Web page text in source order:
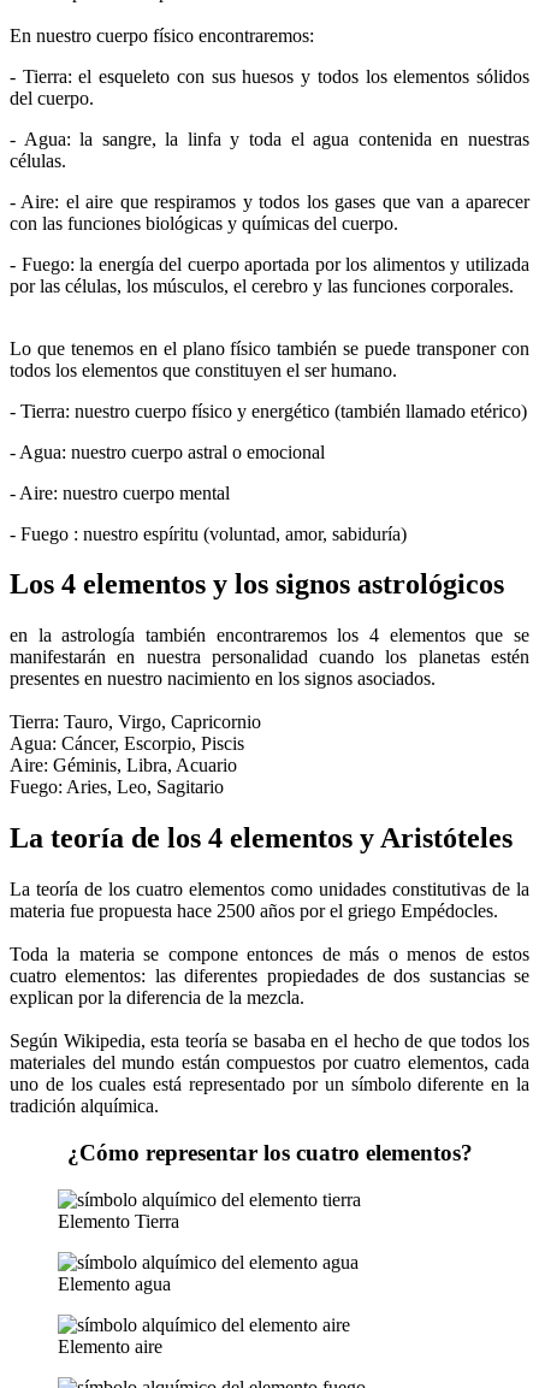
En nuestro cuerpo físico encontraremos:
- Tierra: el esqueleto con sus huesos y todos los elementos sólidos
del cuerpo.
- Agua: la sangre, la linfa y toda el agua contenida en nuestras
células.
- Aire: el aire que respiramos y todos los gases que van a aparecer
con las funciones biológicas y químicas del cuerpo.
- Fuego: la energía del cuerpo aportada por los alimentos y utilizada
por las células, los músculos, el cerebro y las funciones corporales.
Lo que tenemos en el plano físico también se puede transponer con
todos los elementos que constituyen el ser humano.
- Tierra: nuestro cuerpo físico y energético (también llamado etérico)
- Agua: nuestro cuerpo astral o emocional
- Aire: nuestro cuerpo mental
- Fuego : nuestro espíritu (voluntad, amor, sabiduría)
Los 4 elementos y los signos astrológicos
en la astrología también encontraremos los 4 elementos que se
manifestarán en nuestra personalidad cuando los planetas estén
presentes en nuestro nacimiento en los signos asociados.
Tierra: Tauro, Virgo, Capricornio
Agua: Cáncer, Escorpio, Piscis
Aire: Géminis, Libra, Acuario
Fuego: Aries, Leo, Sagitario
La teoría de los 4 elementos y Aristóteles
La teoría de los cuatro elementos como unidades constitutivas de la
materia fue propuesta hace 2500 años por el griego Empédocles.
Toda la materia se compone entonces de más o menos de estos
cuatro elementos: las diferentes propiedades de dos sustancias se
explican por la diferencia de la mezcla.
Según Wikipedia, esta teoría se basaba en el hecho de que todos los
materiales del mundo están compuestos por cuatro elementos, cada
uno de los cuales está representado por un símbolo diferente en la
tradición alquímica.
¿Cómo representar los cuatro elementos?
Elemento Tierra
Elemento agua
Elemento aire